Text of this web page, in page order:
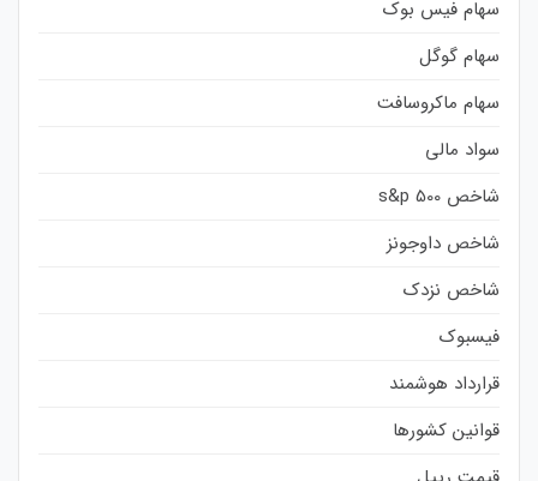
سهام فیس بوک
سهام گوگل
سهام ماکروسافت
سواد مالی
شاخص s&p 500
شاخص داوجونز
شاخص نزدک
فیسبوک
قرارداد هوشمند
قوانین کشورها